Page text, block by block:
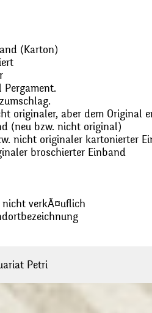
(Karton)
Pergament.
originaler, aber dem Original
(neu bzw. nicht original)
nicht originaler kartonierter
broschierter Einband
verkÃ¤uflich
Petri